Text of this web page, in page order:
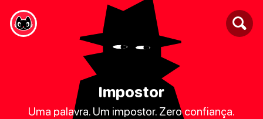
Impostor
Uma palavra. Um impostor. Zero confiança.